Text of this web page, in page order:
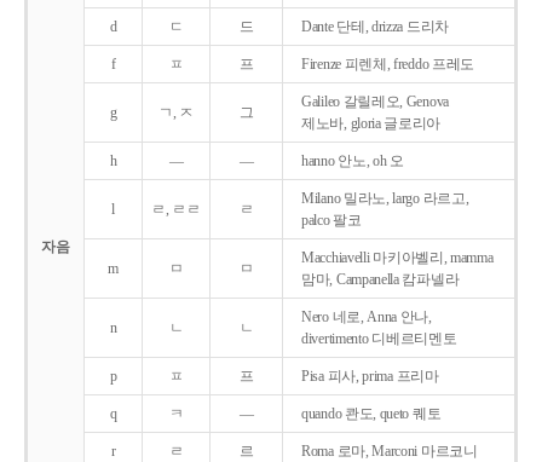
자음
d ㄷ 드 Dante 단테, drizza 드리차
f ㅍ 프 Firenze 피렌체, freddo 프레도
g ㄱ, ㅈ 그
Galileo 갈릴레오, Genova
제노바, gloria 글로리아
h ― ― hanno 안노, oh 오
l ㄹ, ㄹㄹ ㄹ
Milano 밀라노, largo 라르고,
palco 팔코
m ㅁ ㅁ
Macchiavelli 마키아벨리, mamma
맘마, Campanella 캄파넬라
n ㄴ ㄴ
Nero 네로, Anna 안나,
divertimento 디베르티멘토
p ㅍ 프 Pisa 피사, prima 프리마
q ㅋ ― quando 콴도, queto 퀘토
r ㄹ 르 Roma 로마, Marconi 마르코니